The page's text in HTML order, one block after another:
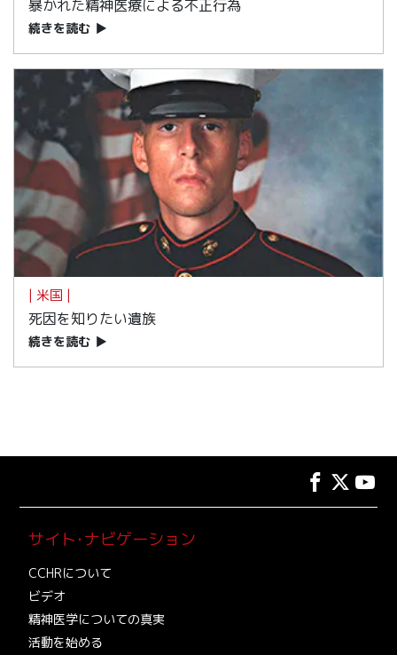
暴かれた精神医療による不正行為
続きを読む ▶
| 米国 |
死因を知りたい遺族
続きを読む ▶
サイト･ナビゲーション
CCHRについて
ビデオ
精神医学についての真実
活動を始める